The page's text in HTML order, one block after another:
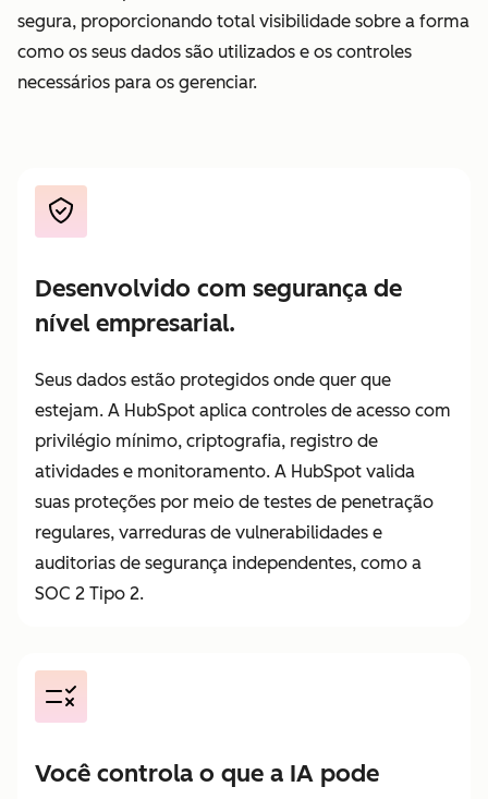
pelo
trabalho
entregue
segura, proporcionando total visibilidade sobre a forma
como os seus dados são utilizados e os controles
necessários para os gerenciar.
Desenvolvido com segurança de
nível empresarial.
Seus dados estão protegidos onde quer que
estejam. A HubSpot aplica controles de acesso com
privilégio mínimo, criptografia, registro de
atividades e monitoramento. A HubSpot valida
suas proteções por meio de testes de penetração
regulares, varreduras de vulnerabilidades e
auditorias de segurança independentes, como a
SOC 2 Tipo 2.
Você controla o que a IA pode